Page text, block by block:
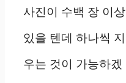
사진이 수백 장 이상
있을 텐데 하나씩 지
우는 것이 가능하겠